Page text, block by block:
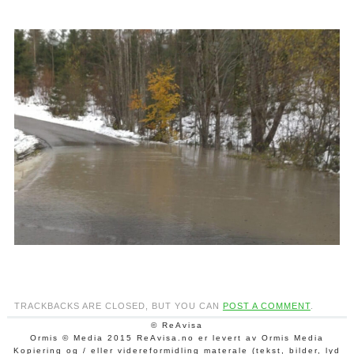
TRACKBACKS ARE CLOSED, BUT YOU CAN POST A COMMENT.
© ReAvisa
Ormis © Media 2015 ReAvisa.no er levert av Ormis Media
Kopiering og / eller videreformidling materale (tekst, bilder, lyd